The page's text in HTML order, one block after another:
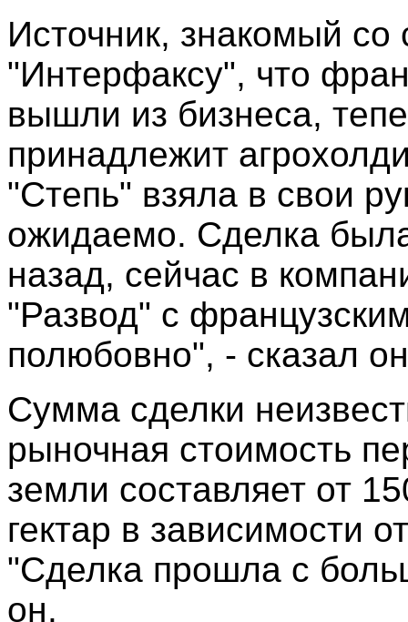
Источник, знакомый со
"Интерфаксу", что
вышли из бизнеса,
принадлежит
"Степь" взяла в свои
ожидаемо. Сделка
назад, сейчас в
"Развод" с
полюбовно", - сказал
Сумма сделки
рыночная стоимость
земли составляет от
гектар в зависимости
"Сделка прошла с
он.